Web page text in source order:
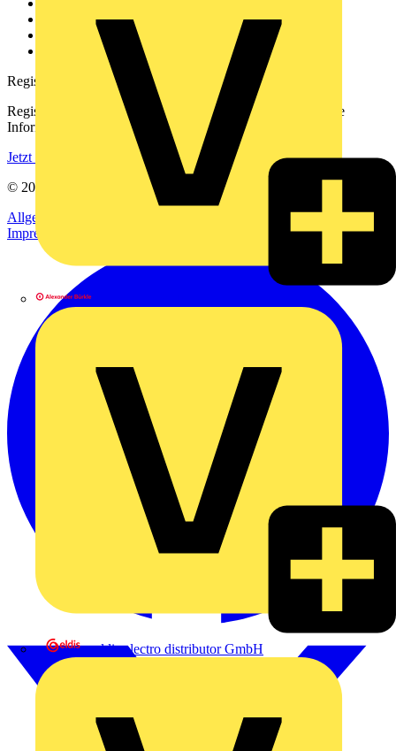
eldis electro distributor GmbH
Downloadbereich (PDFs)
Häufig gestellte Fragen
voltimum.com
Registrierung
Registrieren Sie sich kostenlos und erhalten Sie stets aktuelle
Informationen aus der Elektroindustrie.
Jetzt registrieren
© 2002-
Allgemeine Geschäftsbedingungen
Datenschutzerklärung
Impressum